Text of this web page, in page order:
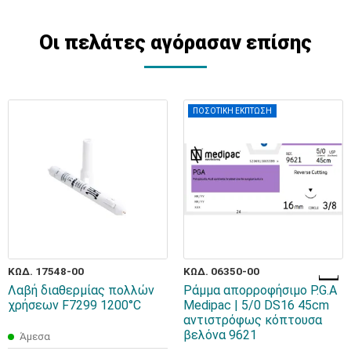
Οι πελάτες αγόρασαν επίσης
ΚΩΔ. 17548-00
Λαβή διαθερμίας πολλών
χρήσεων F7299 1200°C
Άμεσα
ΠΟΣΟΤΙΚΗ ΕΚΠΤΩΣΗ
ΚΩΔ. 06350-00
Ράμμα απορροφήσιμο P.G.A
Medipac | 5/0 DS16 45cm
αντιστρόφως κόπτουσα
βελόνα 9621